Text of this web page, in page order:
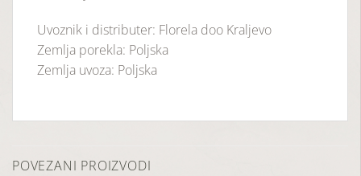
Uvoznik i distributer: Florela doo Kraljevo
Zemlja porekla: Poljska
Zemlja uvoza: Poljska
POVEZANI PROIZVODI